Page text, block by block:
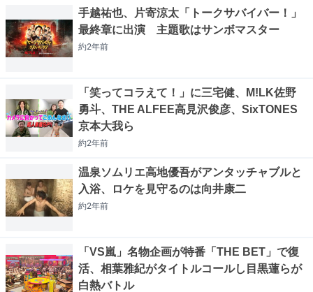
手越祐也、片寄涼太「トークサバイバー！」
最終章に出演 主題歌はサンボマスター
約2年前
「笑ってコラえて！」に三宅健、M!LK佐野
勇斗、THE ALFEE高見沢俊彦、SixTONES
京本大我ら
約2年前
温泉ソムリエ高地優吾がアンタッチャブルと
入浴、ロケを見守るのは向井康二
約2年前
「VS嵐」名物企画が特番「THE BET」で復
活、相葉雅紀がタイトルコールし目黒蓮らが
白熱バトル